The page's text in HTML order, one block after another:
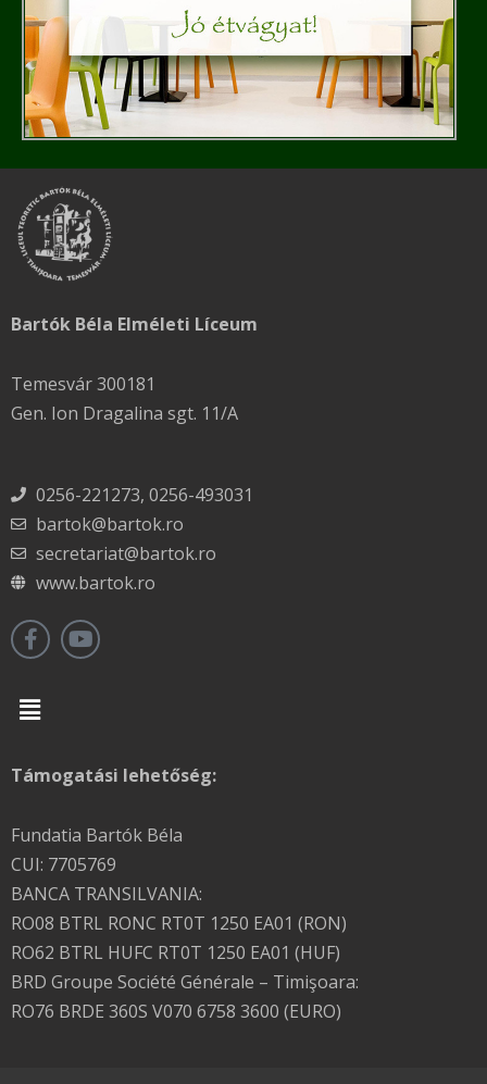
Bartók Béla Elméleti Líceum
Temesvár 300181
Gen. Ion Dragalina sgt. 11/A
0256-221273, 0256-493031
bartok@bartok.ro
secretariat@bartok.ro
www.bartok.ro
Menu
Támogatási lehetőség:
Fundatia Bartók Béla
CUI: 7705769
BANCA TRANSILVANIA:
RO08 BTRL RONC RT0T 1250 EA01 (RON)
RO62 BTRL HUFC RT0T 1250 EA01 (HUF)
BRD Groupe Société Générale – Timişoara:
RO76 BRDE 360S V070 6758 3600 (EURO)